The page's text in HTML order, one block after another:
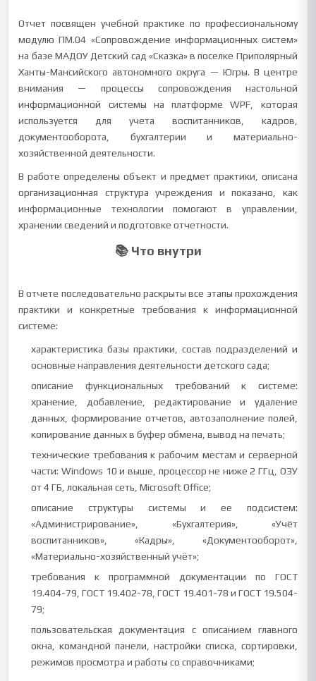
Отчет посвящен учебной практике по профессиональному
модулю ПМ.04 «Сопровождение информационных систем»
на базе МАДОУ Детский сад «Сказка» в поселке Приполярный
Ханты-Мансийского автономного округа — Югры. В центре
внимания — процессы сопровождения настольной
информационной системы на платформе WPF, которая
используется для учета воспитанников, кадров,
документооборота, бухгалтерии и материально-
хозяйственной деятельности.
В работе определены объект и предмет практики, описана
организационная структура учреждения и показано, как
информационные технологии помогают в управлении,
хранении сведений и подготовке отчетности.
📚 Что внутри
В отчете последовательно раскрыты все этапы прохождения
практики и конкретные требования к информационной
системе:
характеристика базы практики, состав подразделений и
основные направления деятельности детского сада;
описание функциональных требований к системе:
хранение, добавление, редактирование и удаление
данных, формирование отчетов, автозаполнение полей,
копирование данных в буфер обмена, вывод на печать;
технические требования к рабочим местам и серверной
части: Windows 10 и выше, процессор не ниже 2 ГГц, ОЗУ
от 4 ГБ, локальная сеть, Microsoft Office;
описание структуры системы и ее подсистем:
«Администрирование», «Бухгалтерия», «Учёт
воспитанников», «Кадры», «Документооборот»,
«Материально-хозяйственный учёт»;
требования к программной документации по ГОСТ
19.404-79, ГОСТ 19.402-78, ГОСТ 19.401-78 и ГОСТ 19.504-
79;
пользовательская документация с описанием главного
окна, командной панели, настройки списка, сортировки,
режимов просмотра и работы со справочниками;